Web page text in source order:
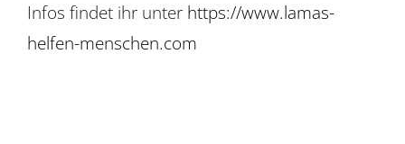
Infos findet ihr unter https://www.lamas-
helfen-menschen.com